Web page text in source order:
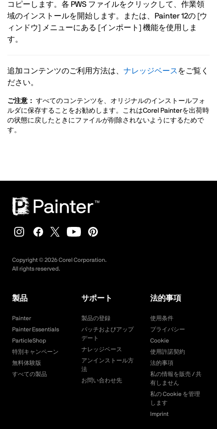
コピーします。各 PWS ファイルをクリックして、作業領
域のインストールを開始します。または、Painter 12の [ウ
ィンドウ] メニューにある [インポート] 機能を使用しま
す。
追加コンテンツのご利用方法は、 ナレッジベース をご覧く
ださい。
ご注意： すべてのコンテンツを、オリジナルのインストールフォ
ルダに保存することをお勧めします。これはCorel Painterを出荷時
の状態に戻したときにファイルが削除されないようにするためで
す。
Copyright © 2026Corel Corporation.
All rights reserved.
製品
Painter
Painter Essentials
ParticleShop
特別キャンペーン
無料体験版
すべての製品
サポート
製品の登録
パッチおよびアップ
デート
ナレッジベース
アンインストール方
法
お問い合わせ先
法的事項
使用条件
プライバシー
Cookie
使用許諾契約
法的事項
私の情報を販売 / 共
有しません
私の Cookie を管理
します
Imprint